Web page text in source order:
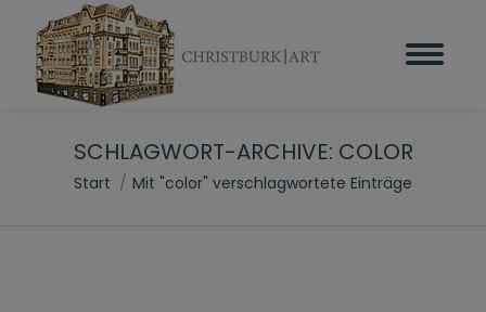
SCHLAGWORT-ARCHIVE: COLOR
Sie befinden sich hier:
Start Mit "color" verschlagwortete Einträge